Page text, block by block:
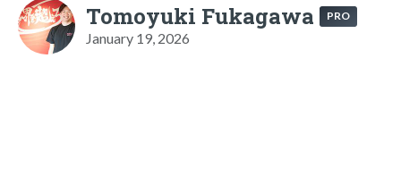
Tomoyuki Fukagawa PRO
January 19, 2026